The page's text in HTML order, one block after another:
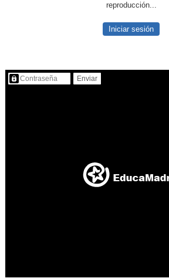
reproducción...
Iniciar sesión
Contenido protegido…